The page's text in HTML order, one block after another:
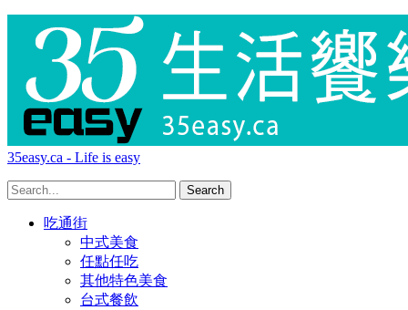
35easy.ca - Life is easy
吃通街
中式美食
任點任吃
其他特色美食
台式餐飲